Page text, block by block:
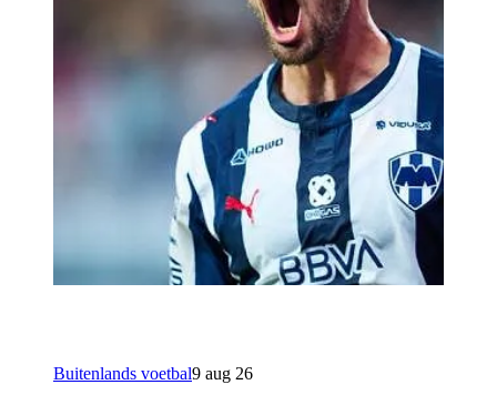
Buitenlands voetbal9 aug 26